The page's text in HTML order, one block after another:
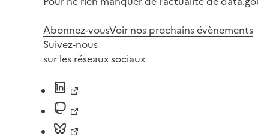
Abonnez-vousVoir nos prochains évènements
Suivez-nous
sur les réseaux sociaux